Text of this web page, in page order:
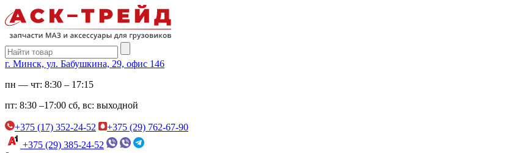
г. Минск, ул. Бабушкина, 29, офис 146
пн — чт: 8:30 – 17:15
пт: 8:30 –17:00 сб, вс: выходной
+375 (17) 352-24-52
+375 (29) 762-67-90
+375 (29) 385-24-52